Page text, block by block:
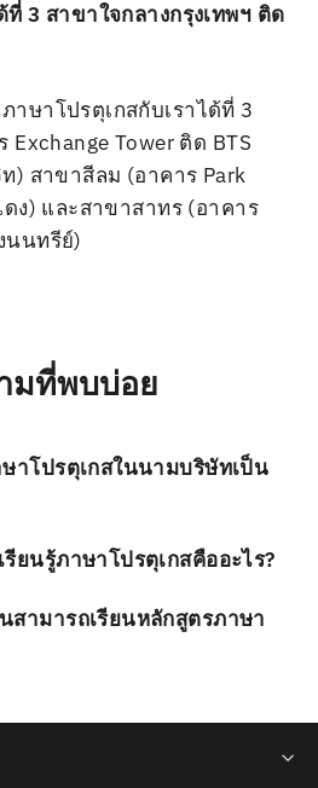
ที่ 3 สาขาใจกลางกรุงเทพฯ ติด
าษาโปรตุเกสกับเราได้ที่ 3
Tower ติด BTS
) สาขาสีลม (อาคาร Park
ง) และสาขาสาทร (อาคาร
นนทรีย์)
มที่พบบ่อย
ษาโปรตุเกสในนามบริษัทเป็น
ยนรู้ภาษาโปรตุเกสคืออะไร?
สามารถเรียนหลักสูตรภาษา